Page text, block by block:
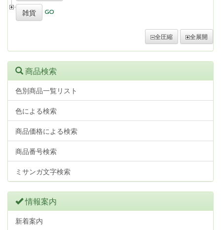
雑貨
全圧縮 全展開
商品検索
色別商品一覧リスト
色による検索
商品価格による検索
商品番号検索
ミサンガ文字検索
情報案内
新着案内